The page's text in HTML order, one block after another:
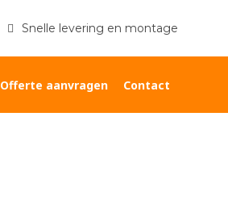
Snelle levering en montage
Offerte aanvragen Contact